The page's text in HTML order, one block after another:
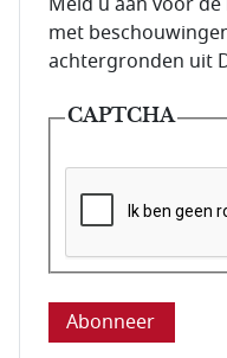
met
achtergronden uit
CAPTCHA
Deze vraag is